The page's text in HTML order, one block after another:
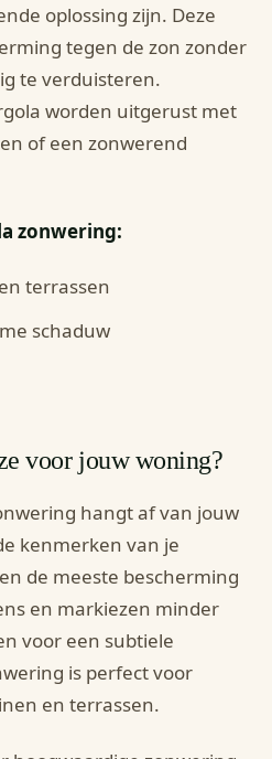
oplossing zijn. Deze
tegen de zon zonder
te verduisteren.
worden uitgerust met
of een zonwerend
zonwering:
terrassen
schaduw
voor jouw woning?
hangt af van jouw
kenmerken van je
de meeste bescherming
en markiezen minder
voor een subtiele
is perfect voor
en terrassen.